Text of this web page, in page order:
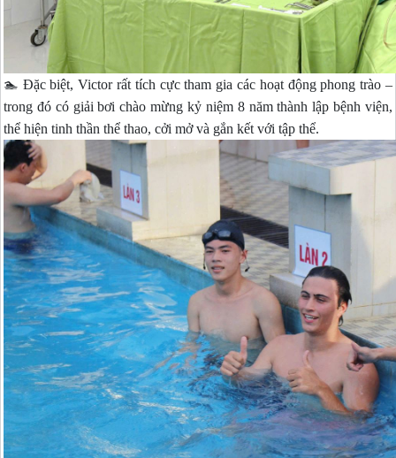
🏊 Đặc biệt, Victor rất tích cực tham gia các hoạt động phong trào –
trong đó có giải bơi chào mừng kỷ niệm 8 năm thành lập bệnh viện,
thể hiện tinh thần thể thao, cởi mở và gắn kết với tập thể.